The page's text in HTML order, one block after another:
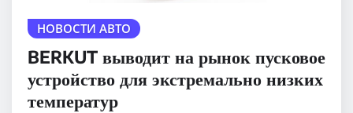
НОВОСТИ АВТО
BERKUT выводит на рынок пусковое
устройство для экстремально низких
температур